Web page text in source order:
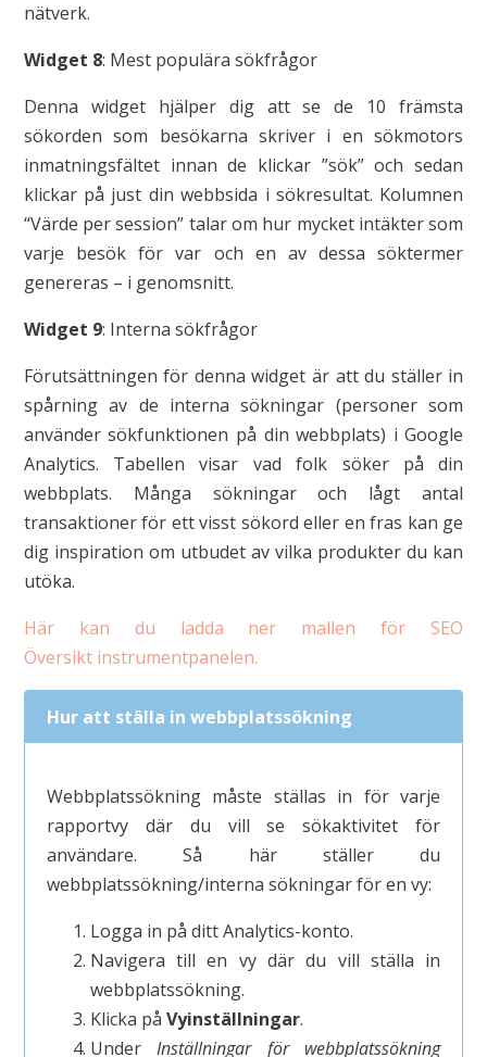
nätverk.
Widget 8: Mest populära sökfrågor
Denna widget hjälper dig att se de 10 främsta
sökorden som besökarna skriver i en sökmotors
inmatningsfältet innan de klickar ”sök” och sedan
klickar på just din webbsida i sökresultat. Kolumnen
“Värde per session” talar om hur mycket intäkter som
varje besök för var och en av dessa söktermer
genereras – i genomsnitt.
Widget 9: Interna sökfrågor
Förutsättningen för denna widget är att du ställer in
spårning av de interna sökningar (personer som
använder sökfunktionen på din webbplats) i Google
Analytics. Tabellen visar vad folk söker på din
webbplats. Många sökningar och lågt antal
transaktioner för ett visst sökord eller en fras kan ge
dig inspiration om utbudet av vilka produkter du kan
utöka.
Här kan du ladda ner mallen för SEO
Översikt instrumentpanelen.
Hur att ställa in webbplatssökning
Webbplatssökning måste ställas in för varje
rapportvy där du vill se sökaktivitet för
användare. Så här ställer du
webbplatssökning/interna sökningar för en vy:
Logga in på ditt Analytics-konto.
Navigera till en vy där du vill ställa in
webbplatssökning.
Klicka på Vyinställningar.
UnderInställningar för webbplatssökning